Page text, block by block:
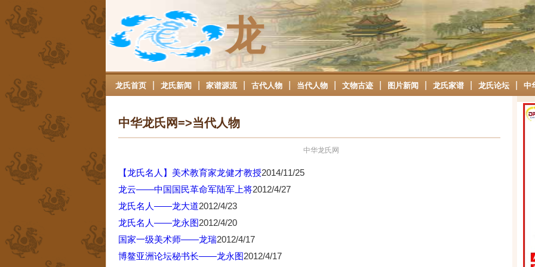
龙
龙氏首页 龙氏新闻 家谱源流 古代人物 当代人物 文物古迹 图片新闻 龙氏家谱 龙氏论坛 中
中华龙氏网=>当代人物
中华龙氏网
【龙氏名人】美术教育家龙健才教授2014/11/25
龙云——中国国民革命军陆军上将2012/4/27
龙氏名人——龙大道2012/4/23
龙氏名人——龙永图2012/4/20
国家一级美术师——龙瑞2012/4/17
博鳌亚洲论坛秘书长——龙永图2012/4/17